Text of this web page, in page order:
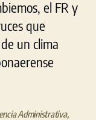
el FR y
que
un clima
Administrativa,